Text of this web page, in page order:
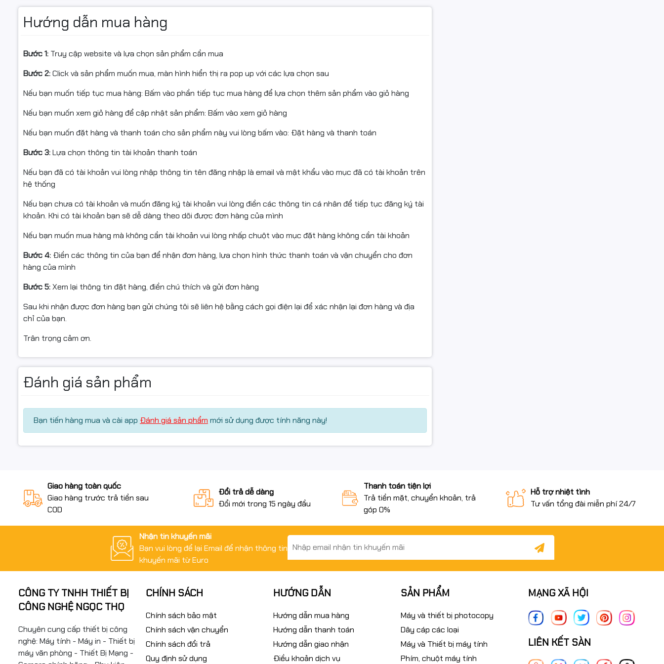
✅ Quay video khi mở hộp để làm bằng chứng nếu hư hỏng/va đập/lỗi vận chuyển.
✅ Nếu không sử dụng được/chưa biết cách lắp, vui lòng liên hệ trước khi hoàn để được hỗ trợ kỹ thuật.
✅ Hàng hoàn cần đóng gói như ban đầu, đủ phụ kiện/tem nhãn, không hư hỏng.
✅ Chỉ hỗ trợ đổi/hoàn khi sản phẩm còn nguyên trạng và có giá trị sử dụng.
#Ecoink #DR630 #DR2385 #PAD_DR630 #DrumBrother #CumTrongBrother
#DocuPrintP225 #DocuPrintP265 #linhkienmayin #DrumUnit #FullVAT #ngocthocomputer
Hướng dẫn mua hàng
Bước 1: Truy cập website và lựa chọn sản phẩm cần mua
Bước 2:Click và sản phẩm muốn mua, màn hình hiển thị ra pop up với các lựa chọn sau
Nếu bạn muốn tiếp tục mua hàng: Bấm vào phần tiếp tục mua hàng để lựa chọn thêm sản phẩm vào giỏ hàng
Nếu bạn muốn xem giỏ hàng để cập nhật sản phẩm: Bấm vào xem giỏ hàng
Nếu bạn muốn đặt hàng và thanh toán cho sản phẩm này vui lòng bấm vào: Đặt hàng và thanh toán
Bước 3:Lựa chọn thông tin tài khoản thanh toán
Nếu bạn đã có tài khoản vui lòng nhập thông tin tên đăng nhập là email và mật khẩu vào mục đã có tài khoản trên
hệ thống
Nếu bạn chưa có tài khoản và muốn đăng ký tài khoản vui lòng điền các thông tin cá nhân để tiếp tục đăng ký tài
khoản. Khi có tài khoản bạn sẽ dễ dàng theo dõi được đơn hàng của mình
Nếu bạn muốn mua hàng mà không cần tài khoản vui lòng nhấp chuột vào mục đặt hàng không cần tài khoản
Bước 4: Điền các thông tin của bạn để nhận đơn hàng, lựa chọn hình thức thanh toán và vận chuyển cho đơn
hàng của mình
Bước 5:Xem lại thông tin đặt hàng, điền chú thích và gửi đơn hàng
Sau khi nhận được đơn hàng bạn gửi chúng tôi sẽ liên hệ bằng cách gọi điện lại để xác nhận lại đơn hàng và địa
chỉ của bạn.
Trân trọng cảm ơn.
Đánh giá sản phẩm
Bạn tiến hàng mua và cài app Đánh giá sản phẩm mới sử dụng được tính năng này!
Giao hàng toàn quốc
Giao hàng trước trả tiền sau
COD
Đổi trả dễ dàng
Đổi mới trong 15 ngày đầu
Thanh toán tiện lợi
Trả tiền mặt, chuyển khoản, trả
góp 0%
Hỗ trợ nhiệt tình
Tư vấn tổng đài miễn phí 24/7
Nhận tin khuyến mãi
Bạn vui lòng để lại Email để nhận thông tin
khuyến mãi từ Euro
CÔNG TY TNHH THIẾT BỊ
CÔNG NGHỆ NGỌC THỌ
Chuyên cung cấp thiết bị công
nghệ: Máy tính - Máy in - Thiết bị
máy văn phòng - Thiết Bị Mạng -
CHÍNH SÁCH
Chính sách bảo mật
Chính sách vận chuyển
Chính sách đổi trả
Quy định sử dụng
HƯỚNG DẪN
Hướng dẫn mua hàng
Hướng dẫn thanh toán
Hướng dẫn giao nhận
Điều khoản dịch vụ
SẢN PHẨM
Máy và thiết bị photocopy
Dây cáp các loại
Máy và Thiết bị máy tính
Phím, chuột máy tính
MẠNG XÃ HỘI
LIÊN KẾT SÀN